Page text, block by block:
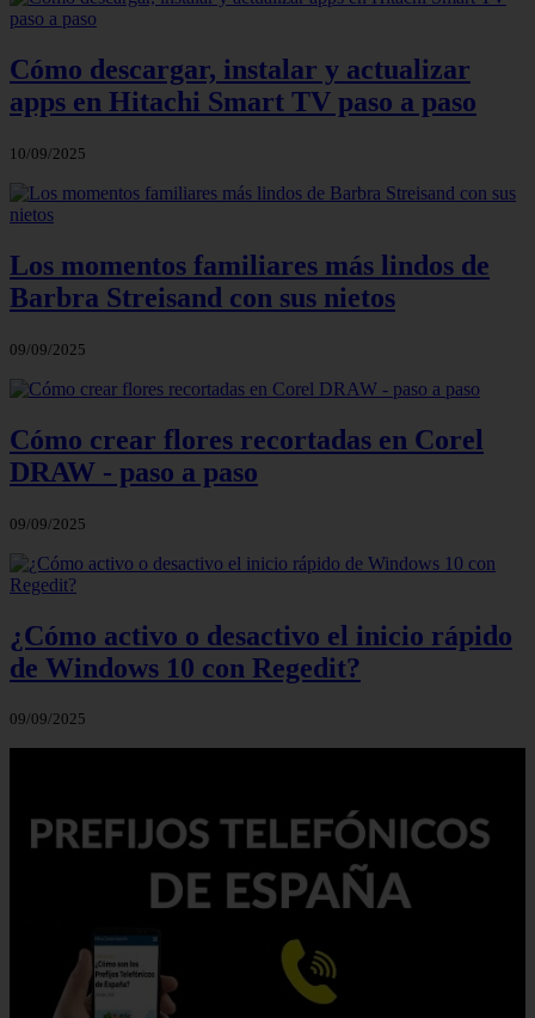
Cómo descargar, instalar y actualizar
apps en Hitachi Smart TV paso a paso
10/09/2025
Los momentos familiares más lindos de
Barbra Streisand con sus nietos
09/09/2025
Cómo crear flores recortadas en Corel
DRAW - paso a paso
09/09/2025
¿Cómo activo o desactivo el inicio rápido
de Windows 10 con Regedit?
09/09/2025